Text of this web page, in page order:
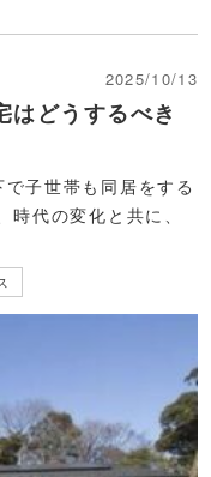
2025/10/13
はどうするべき
子世帯も同居をする
代の変化と共に、